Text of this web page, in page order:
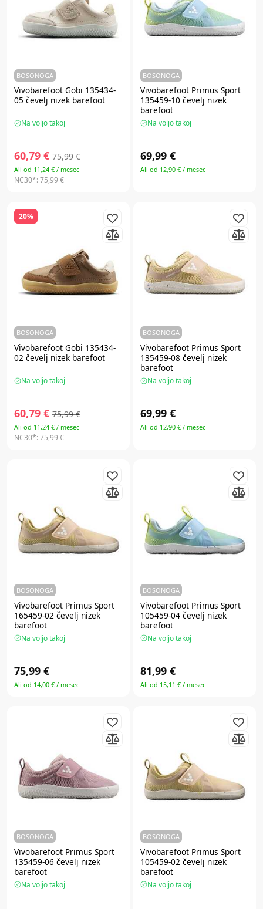
BOSONOGA
Vivobarefoot Gobi 135434-
05 čevelj nizek barefoot
Na voljo takoj
60,79 € 75,99 €
Ali od 11,24 € / mesec
NC30*:75,99 €
BOSONOGA
Vivobarefoot Primus Sport
135459-10 čevelj nizek
barefoot
Na voljo takoj
69,99 €
Ali od 12,90 € / mesec
20%
BOSONOGA
Vivobarefoot Gobi 135434-
02 čevelj nizek barefoot
Na voljo takoj
60,79 € 75,99 €
Ali od 11,24 € / mesec
NC30*:75,99 €
BOSONOGA
Vivobarefoot Primus Sport
135459-08 čevelj nizek
barefoot
Na voljo takoj
69,99 €
Ali od 12,90 € / mesec
BOSONOGA
Vivobarefoot Primus Sport
165459-02 čevelj nizek
barefoot
Na voljo takoj
75,99 €
Ali od 14,00 € / mesec
BOSONOGA
Vivobarefoot Primus Sport
105459-04 čevelj nizek
barefoot
Na voljo takoj
81,99 €
Ali od 15,11 € / mesec
BOSONOGA
Vivobarefoot Primus Sport
135459-06 čevelj nizek
barefoot
Na voljo takoj
BOSONOGA
Vivobarefoot Primus Sport
105459-02 čevelj nizek
barefoot
Na voljo takoj